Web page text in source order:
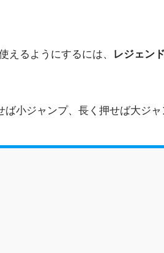
えるようにするには、
レジェン
小ジャンプ、長く押せば大ジャ